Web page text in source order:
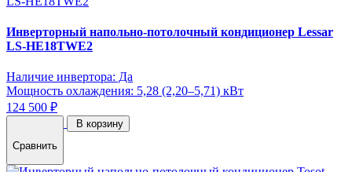
Инверторный напольно-потолочный кондиционер Lessar
LS-HE18TWE2
Наличие инвертора: Да
Мощность охлаждения: 5,28 (2,20–5,71) кВт
124 500 ₽
Сравнить
В корзину